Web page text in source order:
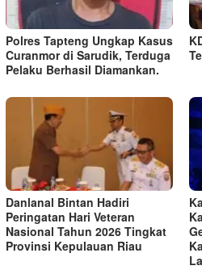
Polres Tapteng Ungkap Kasus
Curanmor di Sarudik, Terduga
Pelaku Berhasil Diamankan.
Danlanal Bintan Hadiri
Peringatan Hari Veteran
Nasional Tahun 2026 Tingkat
Provinsi Kepulauan Riau